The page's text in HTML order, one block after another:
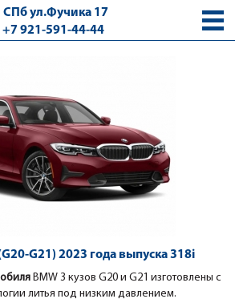
СПб ул.Фучика 17
+7 921-591-44-44
G21) 2023 года выпуска 318i
BMW 3 кузов G20 и G21 изготовлены с
литья под низким давлением.